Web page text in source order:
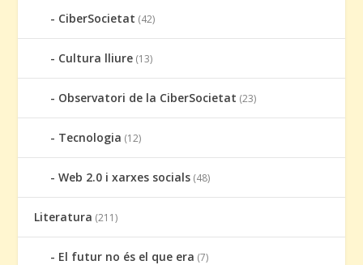
CiberSocietat (42)
Cultura lliure (13)
Observatori de la CiberSocietat (23)
Tecnologia (12)
Web 2.0 i xarxes socials (48)
Literatura (211)
El futur no és el que era (7)